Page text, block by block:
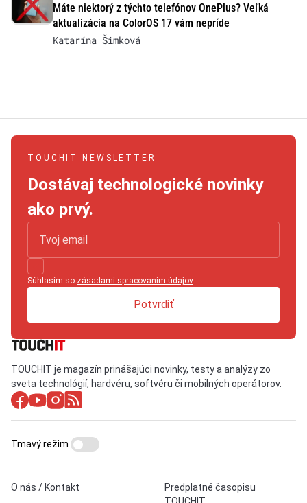
Máte niektorý z týchto telefónov OnePlus? Veľká
aktualizácia na ColorOS 17 vám nepríde
Katarína Šimková
TOUCHIT NEWSLETTER
Dostávaj technologické novinky
ako prvý.
Súhlasím so zásadami spracovaním údajov.
Potvrdiť
TOUCHIT je magazín prinášajúci novinky, testy a analýzy zo
sveta technológií, hardvéru, softvéru či mobilných operátorov.
O nás / Kontakt
Predplatné časopisu
TOUCHIT
Tmavý režim